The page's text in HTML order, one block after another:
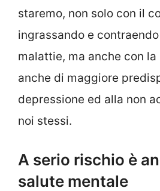
staremo, non solo con il
ingrassando e
malattie, ma anche con la
anche di maggiore
depressione ed alla non
noi stessi.
A serio rischio è
salute mentale